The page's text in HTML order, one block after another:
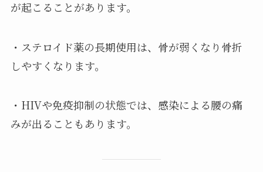
が起こることがあります。
・ステロイド薬の長期使用は、骨が弱くなり骨折
しやすくなります。
・HIVや免疫抑制の状態では、感染による腰の痛
みが出ることもあります。